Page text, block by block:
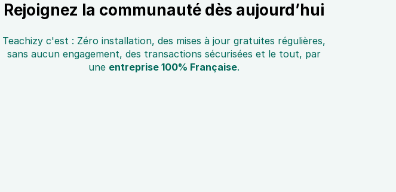
Rejoignez la communauté dès aujourd’hui
Teachizy c'est : Zéro installation, des mises à jour gratuites régulières,
sans aucun engagement, des transactions sécurisées et le tout, par
une entreprise 100% Française.